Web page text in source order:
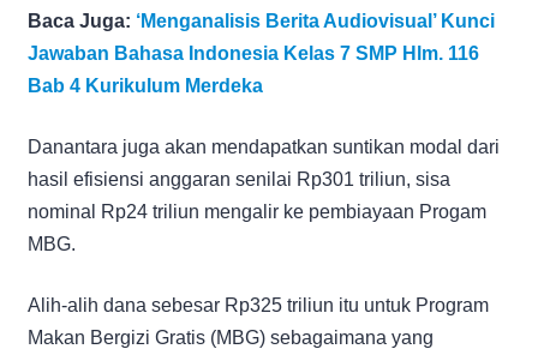
Baca Juga: ‘Menganalisis Berita Audiovisual’ Kunci
Jawaban Bahasa Indonesia Kelas 7 SMP Hlm. 116
Bab 4 Kurikulum Merdeka
Danantara juga akan mendapatkan suntikan modal dari
hasil efisiensi anggaran senilai Rp301 triliun, sisa
nominal Rp24 triliun mengalir ke pembiayaan Progam
MBG.
Alih-alih dana sebesar Rp325 triliun itu untuk Program
Makan Bergizi Gratis (MBG) sebagaimana yang